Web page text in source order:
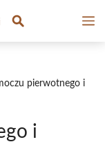
pierwotnego i
i